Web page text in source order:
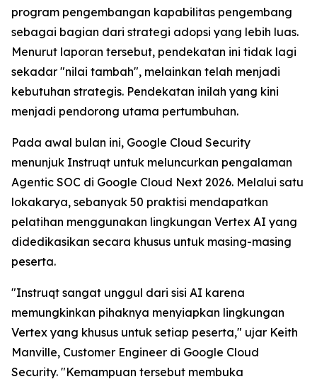
program pengembangan kapabilitas pengembang
sebagai bagian dari strategi adopsi yang lebih luas.
Menurut laporan tersebut, pendekatan ini tidak lagi
sekadar "nilai tambah", melainkan telah menjadi
kebutuhan strategis. Pendekatan inilah yang kini
menjadi pendorong utama pertumbuhan.
Pada awal bulan ini, Google Cloud Security
menunjuk Instruqt untuk meluncurkan pengalaman
Agentic SOC di Google Cloud Next 2026. Melalui satu
lokakarya, sebanyak 50 praktisi mendapatkan
pelatihan menggunakan lingkungan Vertex AI yang
didedikasikan secara khusus untuk masing-masing
peserta.
"Instruqt sangat unggul dari sisi AI karena
memungkinkan pihaknya menyiapkan lingkungan
Vertex yang khusus untuk setiap peserta," ujar Keith
Manville, Customer Engineer di Google Cloud
Security. "Kemampuan tersebut membuka